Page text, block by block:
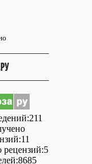
рецензий:5